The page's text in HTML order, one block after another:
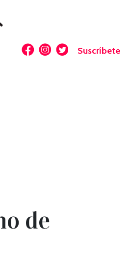
Suscríbete
de